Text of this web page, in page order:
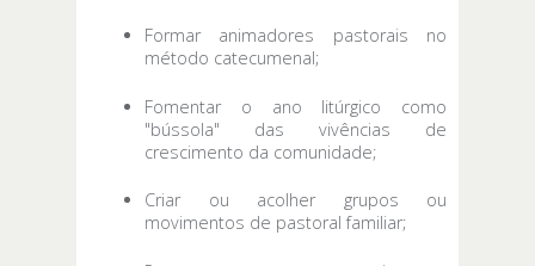
Formar animadores pastorais no
método catecumenal;
Fomentar o ano litúrgico como
"bússola" das vivências de
crescimento da comunidade;
Criar ou acolher grupos ou
movimentos de pastoral familiar;